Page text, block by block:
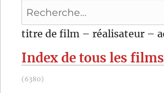
Recherche
pour
:
titre de film – réalisateur –
Index de tous les
(6380)